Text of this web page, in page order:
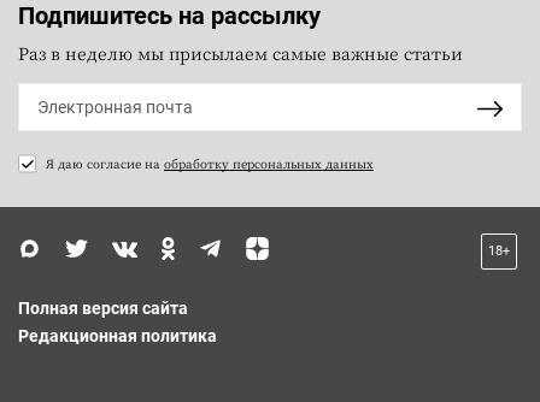
Подпишитесь на рассылку
Раз в неделю мы присылаем самые важные статьи
Я даю согласие на обработку персональных данных
18+
Полная версия сайта
Редакционная политика